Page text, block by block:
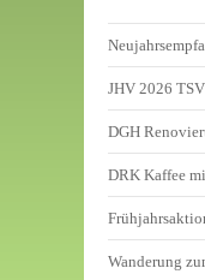
JHV 2026 TSV
DGH
DRK Kaffee
Wanderung